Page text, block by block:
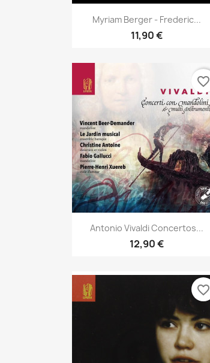
Aperçu rapide
Myriam Berger - Frederic...
11,90 €
Aperçu rapide
Antonio Vivaldi Concertos...
12,90 €
favorite_border
favorite_border